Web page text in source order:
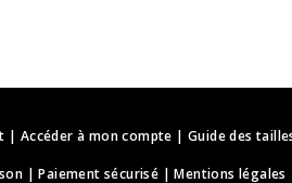
| Accéder à mon compte |Guide des
|Paiement sécurisé |Mentions légales